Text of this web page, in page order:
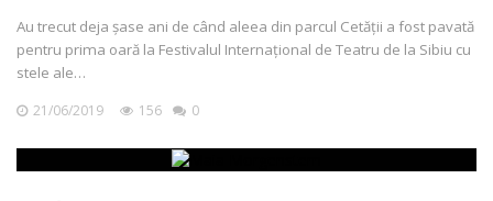
Au trecut deja șase ani de când aleea din parcul Cetății a fost pavată
pentru prima oară la Festivalul Internațional de Teatru de la Sibiu cu
stele ale…
21/06/2019 156 0